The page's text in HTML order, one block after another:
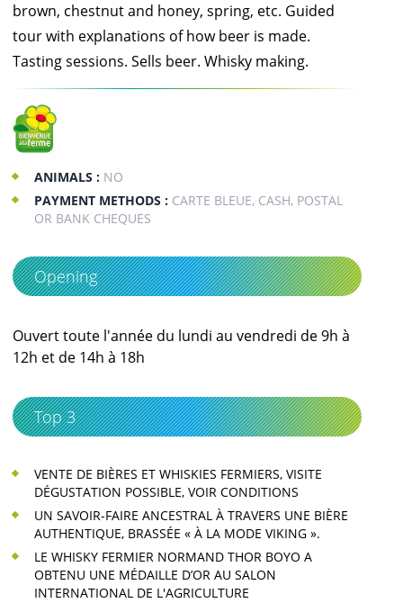
brown, chestnut and honey, spring, etc. Guided
tour with explanations of how beer is made.
Tasting sessions. Sells beer. Whisky making.
ANIMALS : NO
PAYMENT METHODS : CARTE BLEUE, CASH, POSTAL
OR BANK CHEQUES
Opening
Ouvert toute l'année du lundi au vendredi de 9h à
12h et de 14h à 18h
Top 3
VENTE DE BIÈRES ET WHISKIES FERMIERS, VISITE
DÉGUSTATION POSSIBLE, VOIR CONDITIONS
UN SAVOIR-FAIRE ANCESTRAL À TRAVERS UNE BIÈRE
AUTHENTIQUE, BRASSÉE « À LA MODE VIKING ».
LE WHISKY FERMIER NORMAND THOR BOYO A
OBTENU UNE MÉDAILLE D’OR AU SALON
INTERNATIONAL DE L'AGRICULTURE